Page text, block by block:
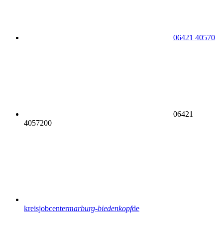
06421 40570
06421
4057200
kreisjobcentermarburg-biedenkopfde